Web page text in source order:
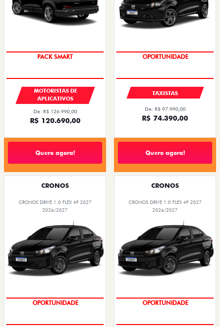
PACK SMART
MOTORISTAS DE
APLICATIVOS
De: R$ 126.990,00
R$ 120.690,00
Quero agora!
OPORTUNIDADE
TAXISTAS
De: R$ 97.990,00
R$ 74.390,00
Quero agora!
CRONOS
CRONOS DRIVE 1.0 FLEX 4P 2027
2026/2027
OPORTUNIDADE
CRONOS
CRONOS DRIVE 1.0 FLEX 4P 2027
2026/2027
OPORTUNIDADE